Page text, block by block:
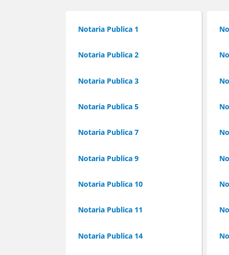
Notaria Publica 1
Notaria Publica 2
Notaria Publica 3
Notaria Publica 5
Notaria Publica 7
Notaria Publica 9
Notaria Publica 10
Notaria Publica 11
Notaria Publica 14